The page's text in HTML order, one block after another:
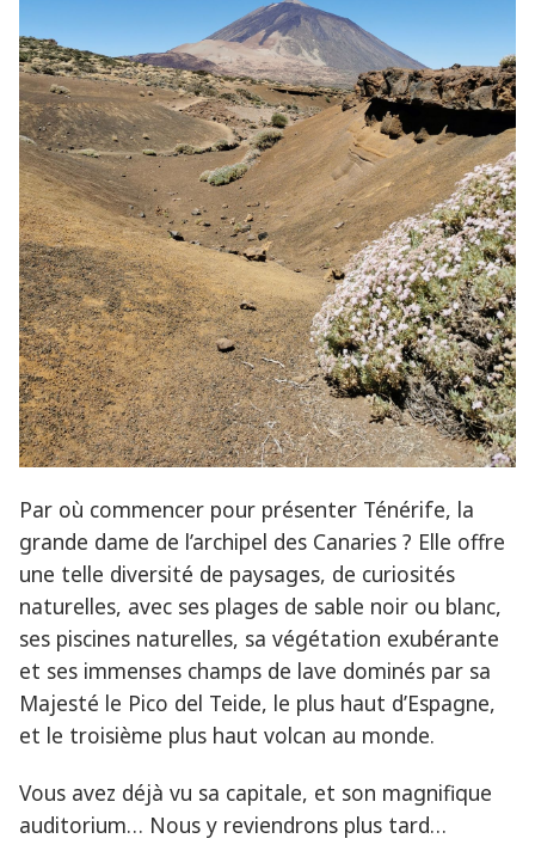
Par où commencer pour présenter Ténérife, la
grande dame de l’archipel des Canaries ? Elle offre
une telle diversité de paysages, de curiosités
naturelles, avec ses plages de sable noir ou blanc,
ses piscines naturelles, sa végétation exubérante
et ses immenses champs de lave dominés par sa
Majesté le Pico del Teide, le plus haut d’Espagne,
et le troisième plus haut volcan au monde.
Vous avez déjà vu sa capitale, et son magnifique
auditorium… Nous y reviendrons plus tard…